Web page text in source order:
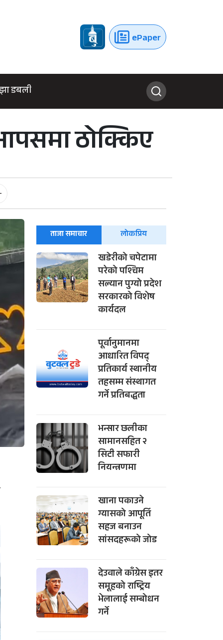
ePaper
डबली
ठोक्किए
ताजा समाचार लोकप्रिय
खडेरीको चपेटामा
परेको पश्चिम
सल्यान पुग्यो प्रदेश
सरकारको विशेष
कार्यदल
पूर्वानुमानमा
आधारित विपद्
प्रतिकार्य स्थानीय
तहसम्म संस्थागत
गर्ने प्रतिबद्धता
भन्सार छलीका
सामानसहित २
सिटी सफारी
नियन्त्रणमा
खाना पकाउने
ग्यासको आपूर्ति
सहज बनाउन
सांसदहरूको जोड
देउवाले काँग्रेस इतर
समूहको राष्ट्रिय
भेलालाई सम्बोधन
गर्ने